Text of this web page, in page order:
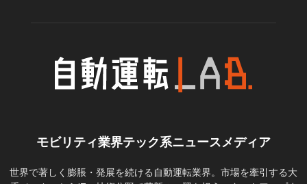
モビリティ業界テック系ニュースメディア
世界で著しく膨脹・発展を続ける自動運転業界。市場を牽引する大